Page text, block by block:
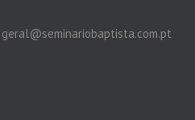
geral@seminariobaptista.com.pt